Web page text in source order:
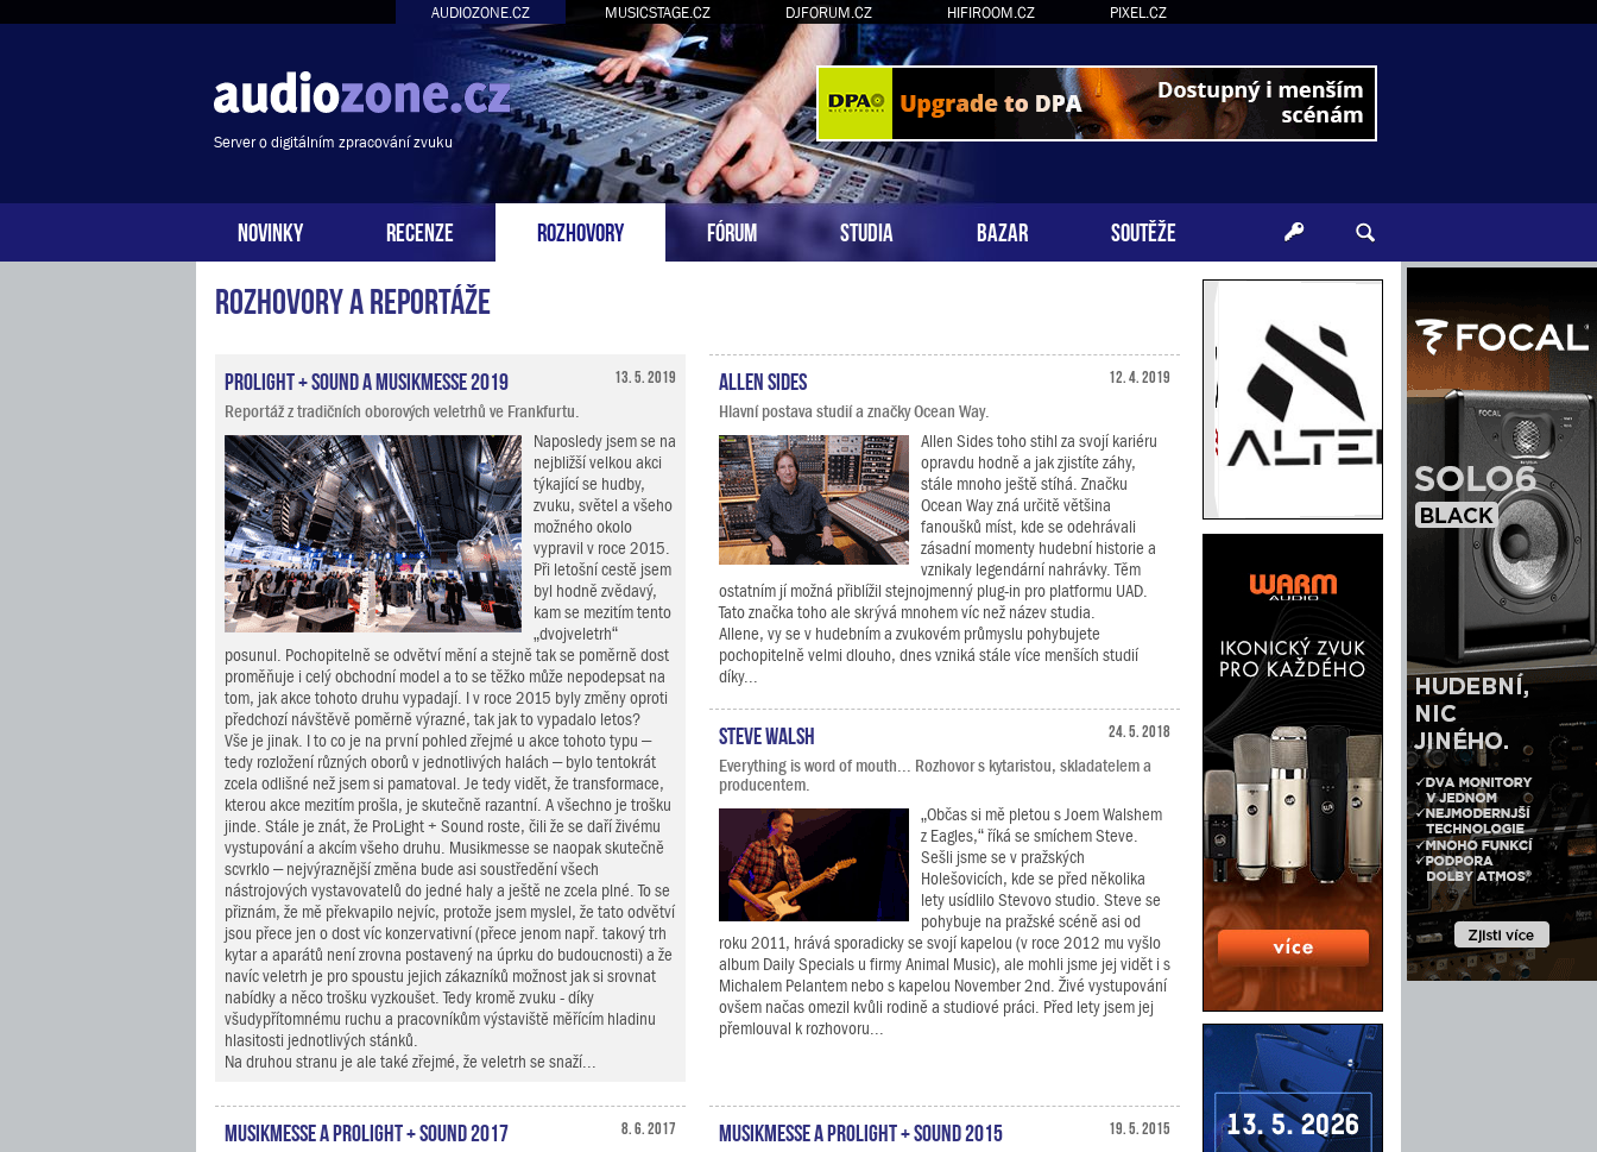
AUDIOZONE.CZ MUSICSTAGE.CZ DJFORUM.CZ HIFIROOM.CZ PIXEL.CZ
Server o digitálním zpracování zvuku
NOVINKY RECENZE ROZHOVORY FÓRUM STUDIA BAZAR SOUTĚŽE
Rozhovory a reportáže
13. 5. 2019
ProLight + Sound a Musikmesse 2019
Reportáž z tradičních oborových veletrhů ve Frankfurtu.
Naposledy jsem se na
nejbližší velkou akci
týkající se hudby,
zvuku, světel a všeho
možného okolo
vypravil v roce 2015.
Při letošní cestě jsem
byl hodně zvědavý,
kam se mezitím tento
„dvojveletrh“
posunul. Pochopitelně se odvětví mění a stejně tak se poměrně dost
proměňuje i celý obchodní model a to se těžko může nepodepsat na
tom, jak akce tohoto druhu vypadají. I v roce 2015 byly změny oproti
předchozí návštěvě poměrně výrazné, tak jak to vypadalo letos?
Vše je jinak. I to co je na první pohled zřejmé u akce tohoto typu –
tedy rozložení různých oborů v jednotlivých halách – bylo tentokrát
zcela odlišné než jsem si pamatoval. Je tedy vidět, že transformace,
kterou akce mezitím prošla, je skutečně razantní. A všechno je trošku
jinde. Stále je znát, že ProLight + Sound roste, čili že se daří živému
vystupování a akcím všeho druhu. Musikmesse se naopak skutečně
scvrklo – nejvýraznější změna bude asi soustředění všech
nástrojových vystavovatelů do jedné haly a ještě ne zcela plné. To se
přiznám, že mě překvapilo nejvíc, protože jsem myslel, že tato odvětví
jsou přece jen o dost víc konzervativní (přece jenom např. takový trh
kytar a aparátů není zrovna postavený na úprku do budoucnosti) a že
navíc veletrh je pro spoustu jejich zákazníků možnost jak si srovnat
nabídky a něco trošku vyzkoušet. Tedy kromě zvuku - díky
všudypřítomnému ruchu a pracovníkům výstaviště měřícím hladinu
hlasitosti jednotlivých stánků.
Na druhou stranu je ale také zřejmé, že veletrh se snaží...
12. 4. 2019
Allen Sides
Hlavní postava studií a značky Ocean Way.
Allen Sides toho stihl za svojí kariéru
opravdu hodně a jak zjistíte záhy,
stále mnoho ještě stíhá. Značku
Ocean Way zná určitě většina
fanoušků míst, kde se odehrávali
zásadní momenty hudební historie a
vznikaly legendární nahrávky. Těm
ostatním jí možná přiblížil stejnojmenný plug-in pro platformu UAD.
Tato značka toho ale skrývá mnohem víc než název studia.
Allene, vy se v hudebním a zvukovém průmyslu pohybujete
pochopitelně velmi dlouho, dnes vzniká stále více menších studií
díky...
24. 5. 2018
Steve Walsh
Everything is word of mouth... Rozhovor s kytaristou, skladatelem a
producentem.
„Občas si mě pletou s Joem Walshem
z Eagles,“ říká se smíchem Steve.
Sešli jsme se v pražských
Holešovicích, kde se před několika
lety usídlilo Stevovo studio. Steve se
pohybuje na pražské scéně asi od
roku 2011, hrává sporadicky se svojí kapelou (v roce 2012 mu vyšlo
album Daily Specials u firmy Animal Music), ale mohli jsme jej vidět i s
Michalem Pelantem nebo s kapelou November 2nd. Živé vystupování
ovšem načas omezil kvůli rodině a studiové práci. Před lety jsem jej
přemlouval k rozhovoru...
8. 6. 2017
Musikmesse a Prolight + Sound 2017 19. 5. 2015
Musikmesse a Prolight + Sound 2015